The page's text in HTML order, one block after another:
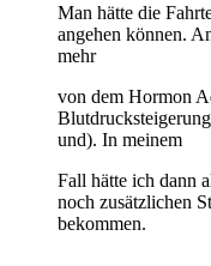
Man hätte die
angehen können.
mehr
von dem Hormon
und). In meinem
Fall hätte ich dann
noch zusätzlichen
bekommen.